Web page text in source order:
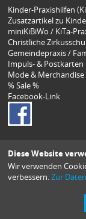
Kinder-Praxishilfen
Zusatzartikel zu
miniKiBiWo / KiTa-
Christliche
Gemeindepraxis /
Impuls- & Postkarten
Mode & Merchandise
% Sale %
Facebook-Link
Diese Website
Wir verwenden
verbessern.Zur